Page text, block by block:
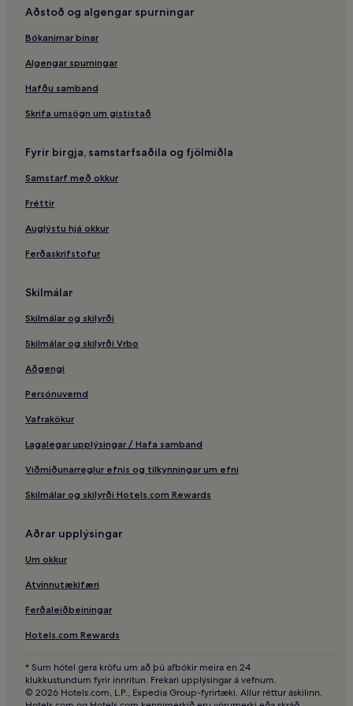
Doll and Toy Museum – hótel í nágrenninu
Viðskiptahótel – Manhattan
Mótel – New York
Fraunces Tavern safnið – hótel í nágrenninu
Gotham Archery – hótel í nágrenninu
Fjölskylduhótel – New York
Commons Historic District – hótel
Battery Park almenningsgarðurinn – hótel í nágrenninu
Wing Fat verslanamiðstöðin – hótel í nágrenninu
Wall St.-lestarstöðin – hótel í nágrenninu
Gæludýravæn hótel – Lenox Hill
Transfer International – hótel í nágrenninu
Astor Place leikhúsið – hótel í nágrenninu
Fashion Institute of Technology – hótel í nágrenninu
City Reliquary safnið – hótel í nágrenninu
Trinity-Kirkjan – hótel í nágrenninu
Whitehall-Bryggja Staten Island ferjunnar – hótel í
New York – 4 stjörnu hótel
Eastern States búddahofið – hótel í nágrenninu
morgunverði í nágrenninu
Hell’s Angels Motorcycle Club – hótel í nágrenninu
Úkraínsku þorpið – hótel
American Fine Arts Gallery – hótel í nágrenninu
Aðstoð og algengar spurningar
Bókanirnar þínar
Algengar spurningar
Hafðu samband
Skrifa umsögn um gististað
Fyrir birgja, samstarfsaðila og fjölmiðla
Samstarf með okkur
Fréttir
Auglýstu hjá okkur
Ferðaskrifstofur
Skilmálar
Skilmálar og skilyrði
Skilmálar og skilyrði Vrbo
Aðgengi
Persónuvernd
Vafrakökur
Lagalegar upplýsingar / Hafa samband
Viðmiðunarreglur efnis og tilkynningar um efni
Skilmálar og skilyrði Hotels.com Rewards
Aðrar upplýsingar
Um okkur
Atvinnutækifæri
Ferðaleiðbeiningar
Hotels.com Rewards
* Sum hótel gera kröfu um að þú afbókir meira en 24
klukkustundum fyrir innritun. Frekari upplýsingar á vefnum.
© 2026 Hotels.com, L.P., Expedia Group-fyrirtæki. Allur réttur áskilinn.